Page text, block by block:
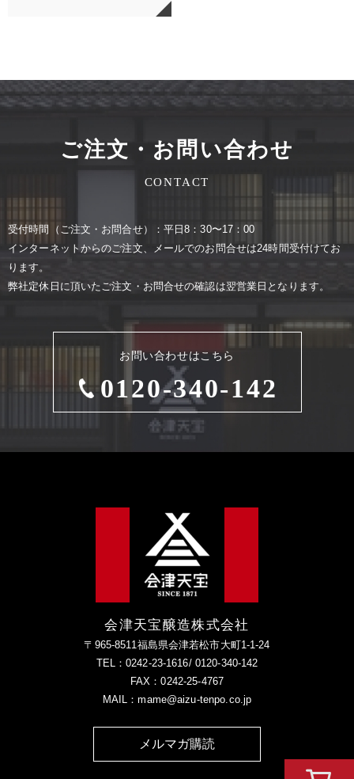
ご注文・お問い合わせ
CONTACT
お問い合わせはこちら
0120-340-142
受付時間（ご注⽂・お問合せ）：平⽇8：30〜17：00
インターネットからのご注⽂、メールでのお問合せは24時間受付けてお
ります。
弊社定休⽇に頂いたご注⽂・お問合せの確認は翌営業⽇となります。
会津天宝醸造株式会社
〒965-8511福島県会津若松市大町1-1-24
TEL：0242-23-1616/ 0120-340-142
FAX：0242-25-4767
MAIL：mame@aizu-tenpo.co.jp
メルマガ購読